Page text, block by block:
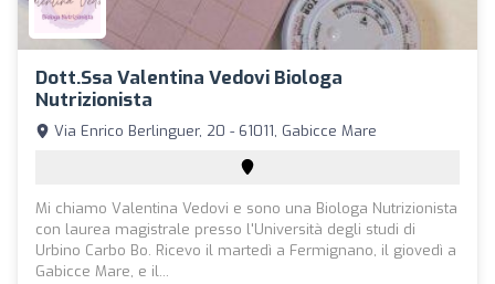
Dott.ssa Valentina Vedovi Biologa
Nutrizionista
Via Enrico Berlinguer, 20 - 61011, Gabicce Mare
Mi chiamo Valentina Vedovi e sono una Biologa Nutrizionista
con laurea magistrale presso l'Università degli studi di
Urbino Carbo Bo. Ricevo il martedì a Fermignano, il giovedì a
Gabicce Mare, e il...